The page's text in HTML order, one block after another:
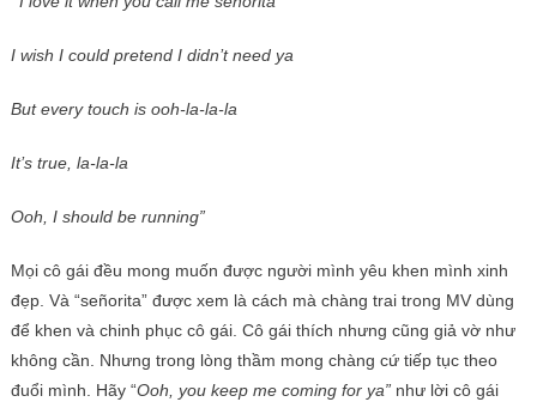
I wish I could pretend I didn’t need ya
But every touch is ooh-la-la-la
It’s true, la-la-la
Ooh, I should be running”
Mọi cô gái đều mong muốn được người mình yêu khen mình xinh
đẹp. Và “señorita” được xem là cách mà chàng trai trong MV dùng
để khen và chinh phục cô gái. Cô gái thích nhưng cũng giả vờ như
không cần. Nhưng trong lòng thầm mong chàng cứ tiếp tục theo
đuổi mình. Hãy “Ooh, you keep me coming for ya” như lời cô gái